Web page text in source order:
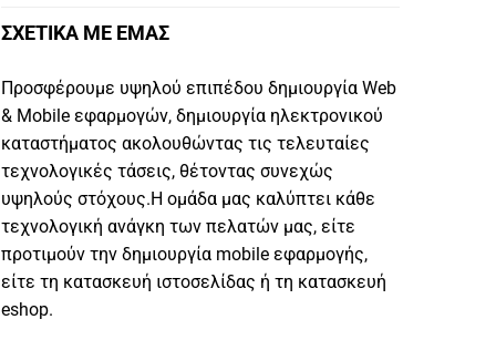
ΣΧΕΤΙΚΑ ΜΕ ΕΜΑΣ
Προσφέρουμε υψηλού επιπέδου δημιουργία Web
& Mobile εφαρμογών, δημιουργία ηλεκτρονικού
καταστήματος ακολουθώντας τις τελευταίες
τεχνολογικές τάσεις, θέτοντας συνεχώς
υψηλούς στόχους.Η ομάδα μας καλύπτει κάθε
τεχνολογική ανάγκη των πελατών μας, είτε
προτιμούν την δημιουργία mobile εφαρμογής,
είτε τη κατασκευή ιστοσελίδας ή τη κατασκευή
eshop.